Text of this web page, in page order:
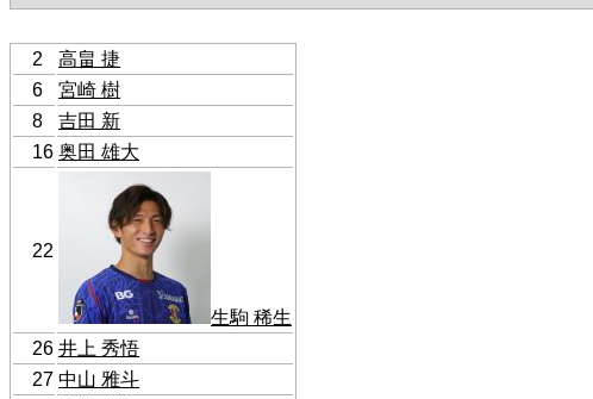
2
高畠 捷
6
宮崎 樹
8
吉田 新
16 奥田 雄大
22
生駒 稀生
26 井上 秀悟
27 中山 雅斗